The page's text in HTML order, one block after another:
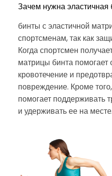
Зачем нужна эластичная
бинты с эластичной
спортсменам, так как
Когда спортсмен
матрицы бинта помогает
кровотечение и
повреждение. Кроме
помогает поддерживать
и удерживать ее на месте.